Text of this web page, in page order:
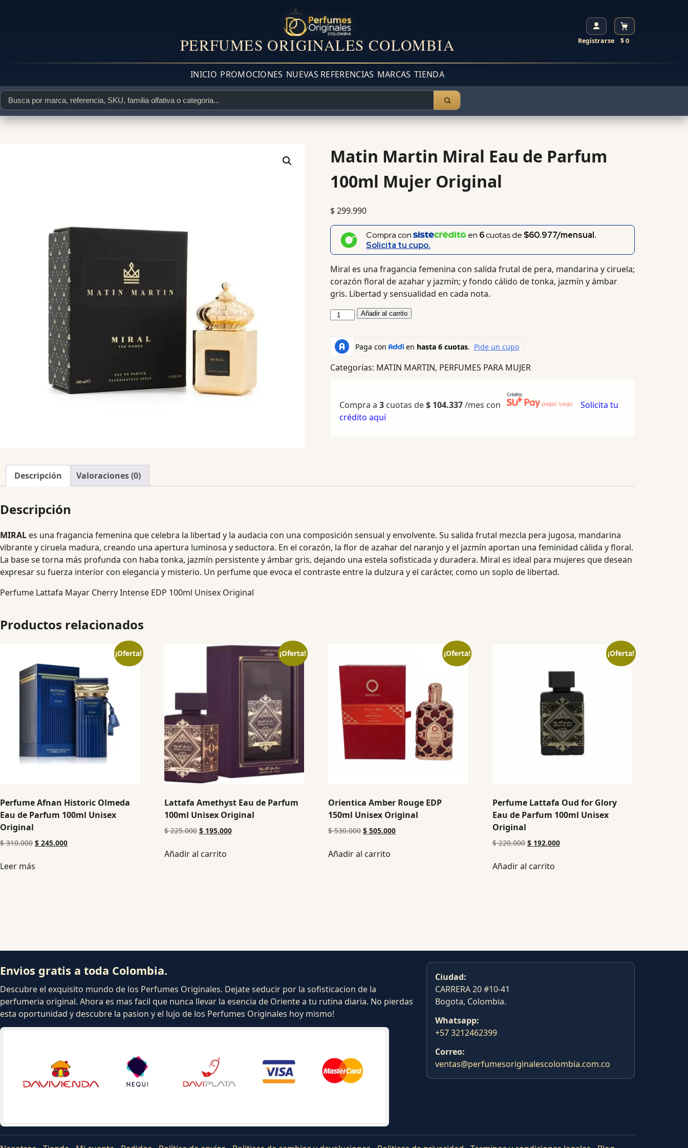
PERFUMES ORIGINALES COLOMBIA Registrarse $ 0
INICIO PROMOCIONES NUEVAS REFERENCIAS MARCAS TIENDA
Matin Martin Miral Eau de Parfum
100ml Mujer Original
$299.990
Compra con en 6cuotas de $60.977/mensual.
Solicita tu cupo.
Miral es una fragancia femenina con salida frutal de pera, mandarina y ciruela;
corazón floral de azahar y jazmín; y fondo cálido de tonka, jazmín y ámbar
gris. Libertad y sensualidad en cada nota.
Añadir al carrito
Categorías: MATIN MARTIN, PERFUMES PARA MUJER
Compra a 3cuotas de$104.337/mes con
Solicita tu
crédito aquí
Descripción Valoraciones (0)
Descripción
MIRAL es una fragancia femenina que celebra la libertad y la audacia con una composición sensual y envolvente. Su salida frutal mezcla pera jugosa, mandarina
vibrante y ciruela madura, creando una apertura luminosa y seductora. En el corazón, la flor de azahar del naranjo y el jazmín aportan una feminidad cálida y floral.
La base se torna más profunda con haba tonka, jazmín persistente y ámbar gris, dejando una estela sofisticada y duradera. Miral es ideal para mujeres que desean
expresar su fuerza interior con elegancia y misterio. Un perfume que evoca el contraste entre la dulzura y el carácter, como un soplo de libertad.
Perfume Lattafa Mayar Cherry Intense EDP 100ml Unisex Original
Productos relacionados
¡Oferta!
Perfume Afnan Historic Olmeda
Eau de Parfum 100ml Unisex
Original
$310.000 $ 245.000
Leer más
¡Oferta!
Lattafa Amethyst Eau de Parfum
100ml Unisex Original
$225.000 $195.000
Añadir al carrito
¡Oferta!
Orientica Amber Rouge EDP
150ml Unisex Original
$530.000 $ 505.000
Añadir al carrito
¡Oferta!
Perfume Lattafa Oud for Glory
Eau de Parfum 100ml Unisex
Original
$220.000 $192.000
Añadir al carrito
Envios gratis a toda Colombia.
Descubre el exquisito mundo de los Perfumes Originales. Dejate seducir por la sofisticacion de la
perfumeria original. Ahora es mas facil que nunca llevar la esencia de Oriente a tu rutina diaria. No pierdas
esta oportunidad y descubre la pasion y el lujo de los Perfumes Originales hoy mismo!
Ciudad:
CARRERA 20 #10-41
Bogota, Colombia.
Whatsapp:
+57 3212462399
Correo:
ventas@perfumesoriginalescolombia.com.co